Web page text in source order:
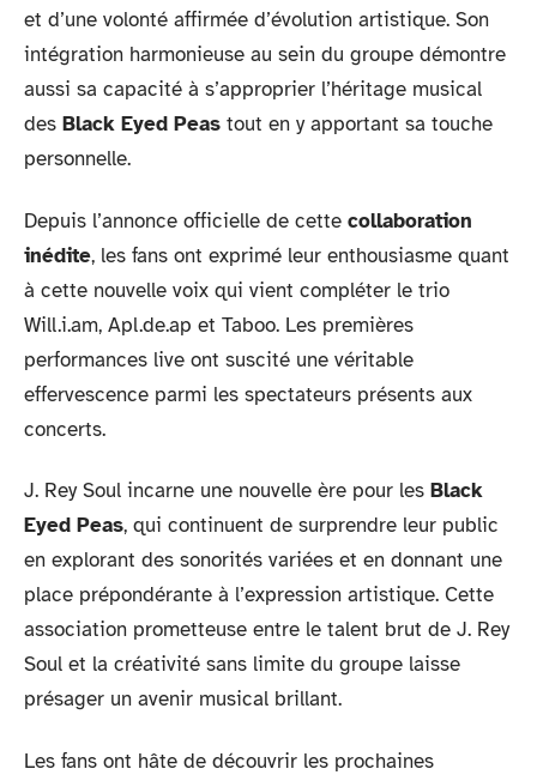
et d’une volonté affirmée d’évolution artistique. Son
intégration harmonieuse au sein du groupe démontre
aussi sa capacité à s’approprier l’héritage musical
des Black Eyed Peas tout en y apportant sa touche
personnelle.
Depuis l’annonce officielle de cette collaboration
inédite, les fans ont exprimé leur enthousiasme quant
à cette nouvelle voix qui vient compléter le trio
Will.i.am, Apl.de.ap et Taboo. Les premières
performances live ont suscité une véritable
effervescence parmi les spectateurs présents aux
concerts.
J. Rey Soul incarne une nouvelle ère pour les Black
Eyed Peas, qui continuent de surprendre leur public
en explorant des sonorités variées et en donnant une
place prépondérante à l’expression artistique. Cette
association prometteuse entre le talent brut de J. Rey
Soul et la créativité sans limite du groupe laisse
présager un avenir musical brillant.
Les fans ont hâte de découvrir les prochaines